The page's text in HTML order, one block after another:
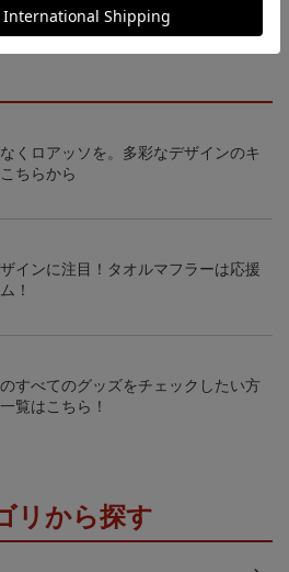
くロアッソを。多彩なデザインのキ
ちらから
インに注目！タオルマフラーは応援
！
すべてのグッズをチェックしたい方
覧はこちら！
リから探す